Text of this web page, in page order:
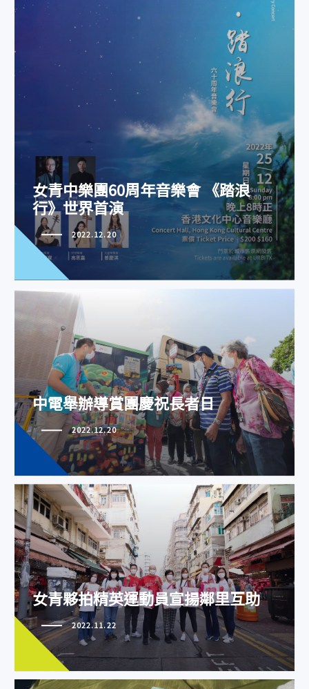
女青中樂團60周年音樂會 《踏浪
行》世界首演
2022.12.20
中電舉辦導賞團慶祝長者日
中電舉辦導賞團慶祝長者日
2022.12.20
女青夥拍精英運動員宣揚鄰里互助
女青夥拍精英運動員宣揚鄰里互助
2022.11.22